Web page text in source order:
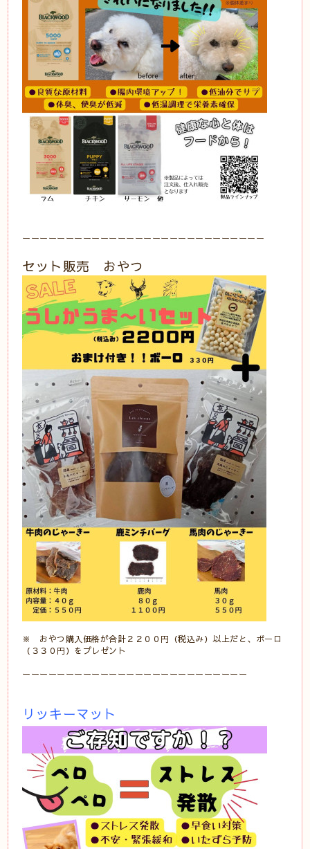
ーーーーーーーーーーーーーーーーーーーーーーーーーーーー
セット販売 おやつ
※ おやつ購入価格が合計２２００円（税込み）以上だと、ボーロ
（３３０円）をプレゼント
ーーーーーーーーーーーーーーーーーーーーーーーーーー
リッキーマット